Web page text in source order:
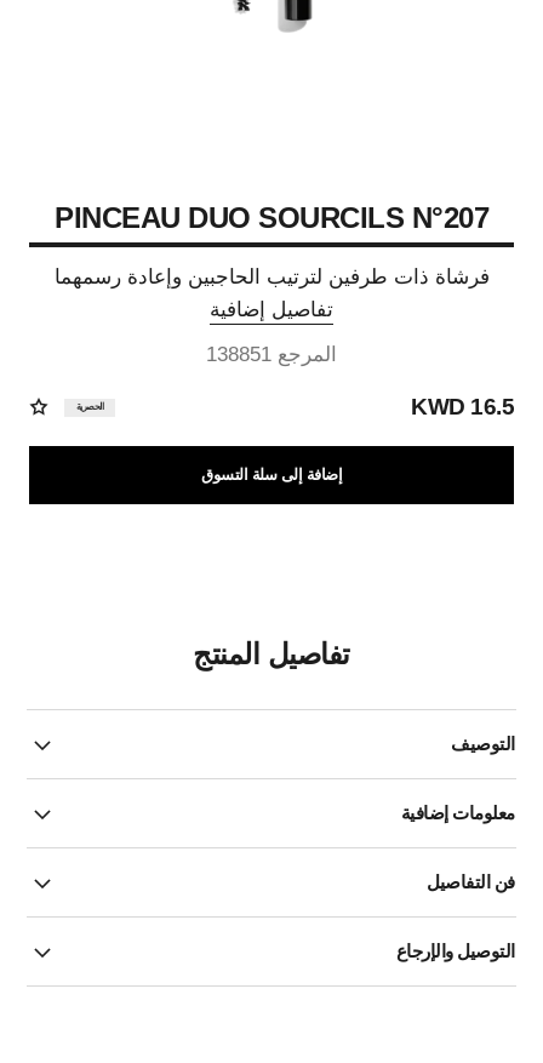
PINCEAU DUO SOURCILS N°207
فرشاة ذات طرفين لترتيب الحاجبين وإعادة رسمهما
تفاصيل إضافية
المرجع 138851
16.5 KWD الحصرية
إضافة إلى سلة التسوق
تفاصيل المنتج
التوصيف
معلومات إضافية
فن التفاصيل
التوصيل والإرجاع